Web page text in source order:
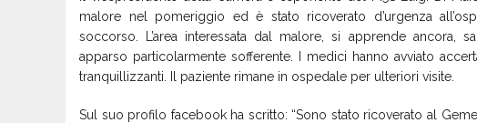
malore nel pomeriggio ed è stato ricoverato d’urgenza
soccorso. L’area interessata dal malore, si apprende ancora,
apparso particolarmente sofferente. I medici hanno avviato
tranquillizzanti. Il paziente rimane in ospedale per ulteriori visite.
Sul suo profilo facebook ha scritto: “Sono stato ricoverato al